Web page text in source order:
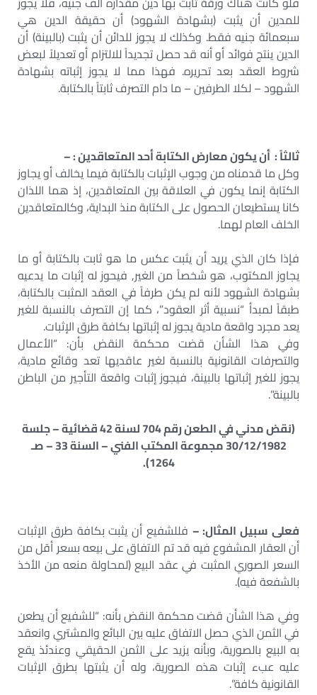
للمدين أن يثبت (بشهادة الشهود) أن حقيقة الدين هي
سبعمائة جنيه فقط. وكذلك لا يجوز للدائن أن يثبت (بالبينة) أن
الدين ينتج فوائد أو أنه قد حصل تجديداً للالتزام أو تعديلاً لبعض
شروط العقد بعد تحريره. فهذا مما لا يجوز إثباته بشهادة
الشهود – لكلا الطرفين – ما دام التصرف ثابتاً بالكتابة.
ثالثاً : أن يكون معارض الكتابة أحد المتعاقدين : –
وكل ما قدمناه من وجوب الإثبات بالكتابة فيما يخالف أو يجاوز
الكتابة إنما يكون في العلاقة بين المتعاقدين، إذ هما اللذان
كانا يستطيعان الحصول على الكتابة منذ البداية، وكالمتعاقدين
الخلف العام لهما.
فإذا كان الذي يريد أن يثبت عكس ما هو ثابت بالكتابة أو ما
يجاوز المكتوب، هو شخصاً من الغير, فيحوز له إثبات ما يدعيه
بشهادة الشهود لأنه لم يكن طرفاً في العقد المثبت بالكتابة،
طبقاً لمبدأ “نسبية أثر العقود”، كما إن التصرف بالنسبة للغير
يعد مجرد واقعة مادية يجوز له إثباتها بكافة طرق الإثبات.
وفي هذا الشأن قضت محكمة النقض بأن: “الأعمال
والتصرفات القانونية بالنسبة لغير عاقديها تعد وقائع مادية،
يجوز للغير إثباتها بالبينة، فيجوز إثبات واقعة التأجير من الباطن
بالبينة”.
(نقض مدني في الطعن رقم 704 لسنة 42 قضائية – جلسة
30/12/1982 مجموعة المكتب الفني – السنة 33 – صـ
1264).
فعلى سبيل المثال: – فللشفيع أن يثبت بكافة طرق الإثبات
أن العقار المشفوع فيه قد تم الاتفاق على بيعه بسعر أقل من
السعر الصوري المثبت في عقد البيع (لمحاولة منعه من الأخذ
بالشفعة فيه).
وفي هذا الشأن قضت محكمة النقض بأنه: “للشفيع أن يطعن
في الثمن الذي حصل الاتفاق عليه بين البائع والمشتري وانعقد
به البيع بالصورية، وبأنه يزيد على الثمن الحقيقي وعندئذ يقع
عليه عبء إثبات هذه الصورية، وله أن يثبتها بطرق الإثبات
القانونية كافة”.